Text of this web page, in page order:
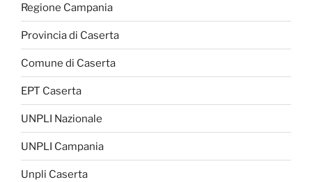
Regione Campania
Provincia di Caserta
Comune di Caserta
EPT Caserta
UNPLI Nazionale
UNPLI Campania
Unpli Caserta